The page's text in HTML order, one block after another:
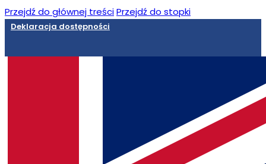
Przejdź do głównej treściPrzejdź do stopki
Deklaracja dostępności